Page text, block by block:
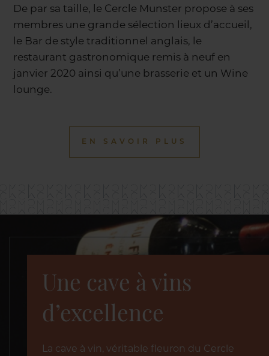
De par sa taille, le Cercle Munster propose à ses
membres une grande sélection lieux d’accueil,
le Bar de style traditionnel anglais, le
restaurant gastronomique remis à neuf en
janvier 2020 ainsi qu’une brasserie et un Wine
lounge.
EN SAVOIR PLUS
Une cave à vins
d’excellence
La cave à vin, véritable fleuron du Cercle